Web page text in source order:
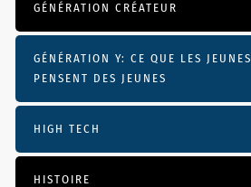
GÉNÉRATION CRÉATEUR
GÉNÉRATION Y: CE QUE LES JEUNES
PENSENT DES JEUNES
HIGH TECH
HISTOIRE